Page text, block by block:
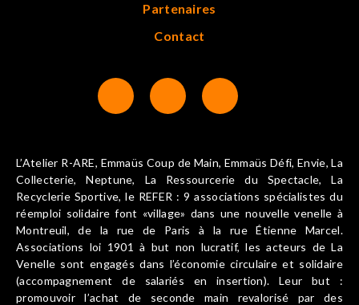
Partenaires
Contact
L’Atelier R-ARE, Emmaüs Coup de Main, Emmaüs Défi, Envie, La
Collecterie, Neptune, La Ressourcerie du Spectacle, La
Recyclerie Sportive, le REFER : 9 associations spécialistes du
réemploi solidaire font «village» dans une nouvelle venelle à
Montreuil, de la rue de Paris à la rue Étienne Marcel.
Associations loi 1901 à but non lucratif, les acteurs de La
Venelle sont engagés dans l’économie circulaire et solidaire
(accompagnement de salariés en insertion). Leur but :
promouvoir l’achat de seconde main revalorisé par des